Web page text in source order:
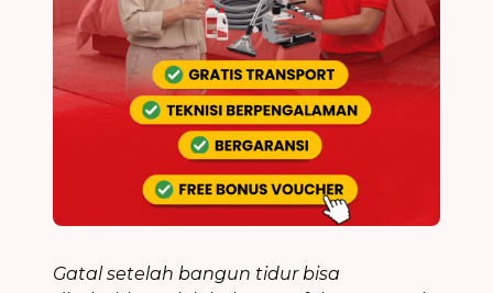
Gatal setelah bangun tidur bisa